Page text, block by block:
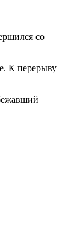
со
К перерыву